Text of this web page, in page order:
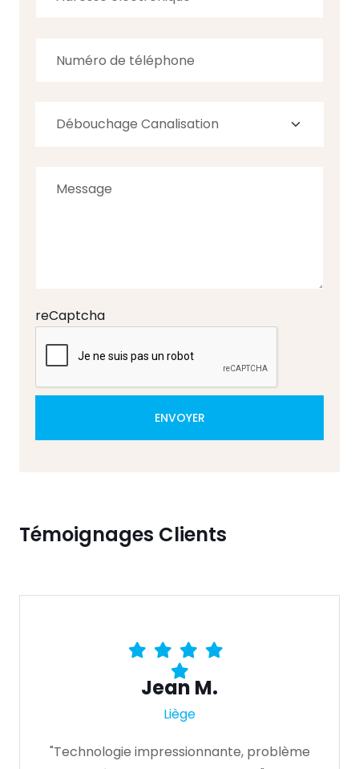
reCaptcha
ENVOYER
Témoignages Clients
Jean M.
Liège
"Technologie impressionnante, problème